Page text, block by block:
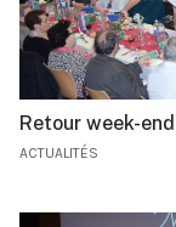
Retour week-
ACTUALITÉS